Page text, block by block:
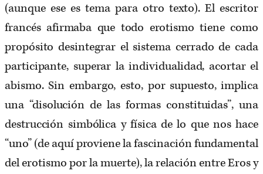
(aunque ese es tema para otro texto). El escritor
francés afirmaba que todo erotismo tiene como
propósito desintegrar el sistema cerrado de cada
participante, superar la individualidad, acortar el
abismo. Sin embargo, esto, por supuesto, implica
una “disolución de las formas constituidas”, una
destrucción simbólica y física de lo que nos hace
“uno” (de aquí proviene la fascinación fundamental
del erotismo por la muerte), la relación entre Eros y